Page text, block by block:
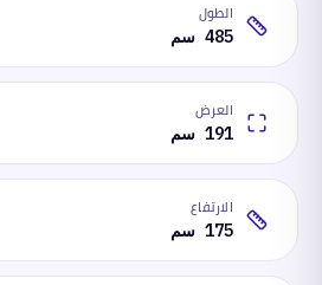
الطول
485 سم
العرض
191 سم
الارتفاع
175 سم